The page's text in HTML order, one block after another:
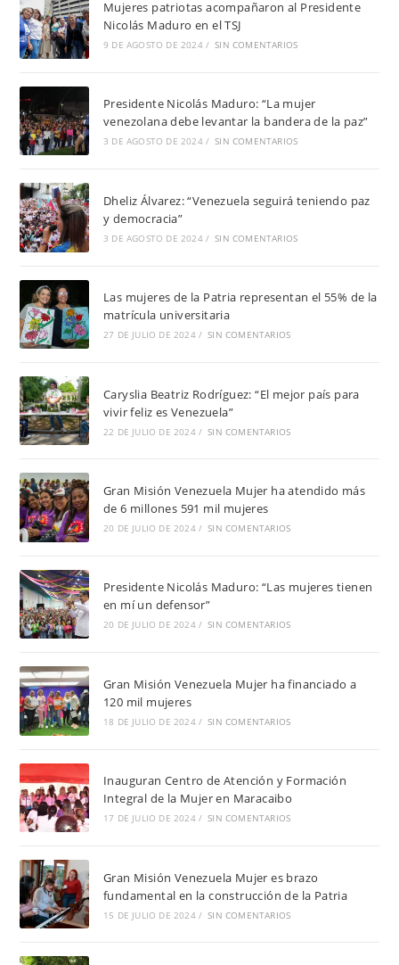
Mujeres patriotas acompañaron al Presidente
Nicolás Maduro en el TSJ
9 DE AGOSTO DE 2024 / SIN COMENTARIOS
Presidente Nicolás Maduro: “La mujer
venezolana debe levantar la bandera de la paz”
3 DE AGOSTO DE 2024 / SIN COMENTARIOS
Dheliz Álvarez: “Venezuela seguirá teniendo paz
y democracia”
3 DE AGOSTO DE 2024 / SIN COMENTARIOS
Las mujeres de la Patria representan el 55% de la
matrícula universitaria
27 DE JULIO DE 2024 / SIN COMENTARIOS
Caryslia Beatriz Rodríguez: “El mejor país para
vivir feliz es Venezuela”
22 DE JULIO DE 2024 / SIN COMENTARIOS
Gran Misión Venezuela Mujer ha atendido más
de 6 millones 591 mil mujeres
20 DE JULIO DE 2024 / SIN COMENTARIOS
Presidente Nicolás Maduro: “Las mujeres tienen
en mí un defensor”
20 DE JULIO DE 2024 / SIN COMENTARIOS
Gran Misión Venezuela Mujer ha financiado a
120 mil mujeres
18 DE JULIO DE 2024 / SIN COMENTARIOS
Inauguran Centro de Atención y Formación
Integral de la Mujer en Maracaibo
17 DE JULIO DE 2024 / SIN COMENTARIOS
Gran Misión Venezuela Mujer es brazo
fundamental en la construcción de la Patria
15 DE JULIO DE 2024 / SIN COMENTARIOS